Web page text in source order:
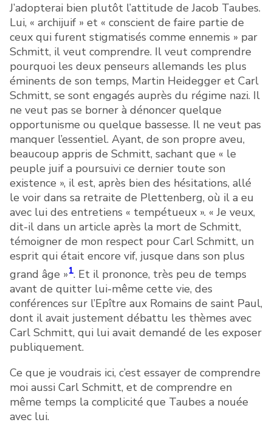
J’adopterai bien plutôt l’attitude de Jacob Taubes.
Lui, « archijuif » et « conscient de faire partie de
ceux qui furent stigmatisés comme ennemis » par
Schmitt, il veut comprendre. Il veut comprendre
pourquoi les deux penseurs allemands les plus
éminents de son temps, Martin Heidegger et Carl
Schmitt, se sont engagés auprès du régime nazi. Il
ne veut pas se borner à dénoncer quelque
opportunisme ou quelque bassesse. Il ne veut pas
manquer l’essentiel. Ayant, de son propre aveu,
beaucoup appris de Schmitt, sachant que « le
peuple juif a poursuivi ce dernier toute son
existence », il est, après bien des hésitations, allé
le voir dans sa retraite de Plettenberg, où il a eu
avec lui des entretiens « tempétueux ». « Je veux,
dit-il dans un article après la mort de Schmitt,
témoigner de mon respect pour Carl Schmitt, un
esprit qui était encore vif, jusque dans son plus
grand âge »1. Et il prononce, très peu de temps
avant de quitter lui-même cette vie, des
conférences sur l’Epître aux Romains de saint Paul,
dont il avait justement débattu les thèmes avec
Carl Schmitt, qui lui avait demandé de les exposer
publiquement.
Ce que je voudrais ici, c’est essayer de comprendre
moi aussi Carl Schmitt, et de comprendre en
même temps la complicité que Taubes a nouée
avec lui.